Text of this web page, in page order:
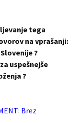
tega
na vprašanji:
?
uspešnejše
?
Brez